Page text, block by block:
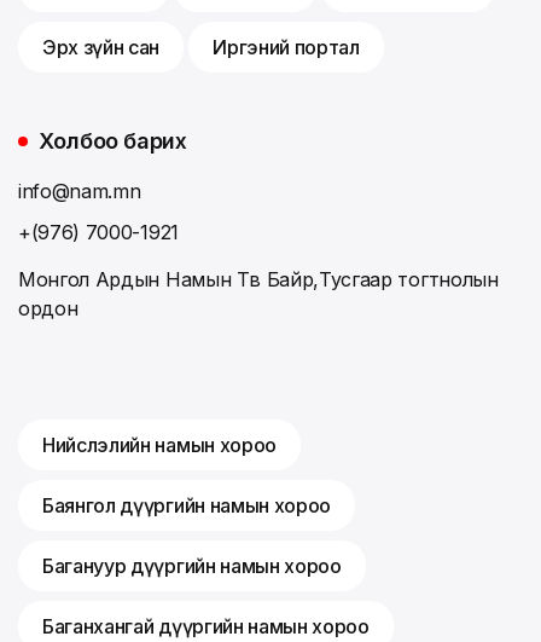
Эрх зүйн сан Иргэний портал
Холбоо барих
info@nam.mn
+(976) 7000-1921
Монгол Ардын Намын Төв Байр,Тусгаар тогтнолын
ордон
Нийслэлийн намын хороо
Баянгол дүүргийн намын хороо
Багануур дүүргийн намын хороо
Баганхангай дүүргийн намын хороо